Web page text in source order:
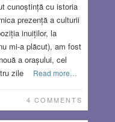
cunoștință cu istoria
prezență a culturii
inuiților, la
mi-a plăcut), am fost
a orașului, cel
zile
Read more…
4 COMMENTS